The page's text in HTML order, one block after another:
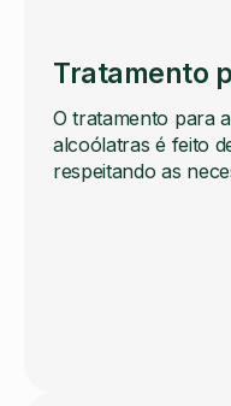
Tratamento
O tratamento para
alcoólatras é feito
respeitando as